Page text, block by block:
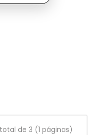
de 3 (1 páginas)